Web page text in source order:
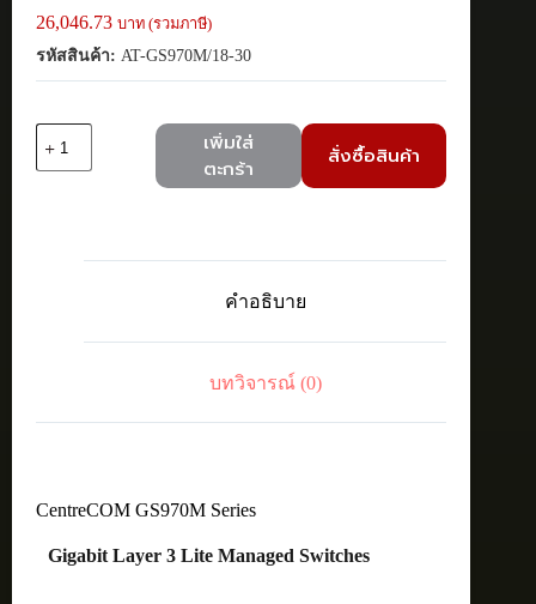
26,046.73 บาท (รวมภาษี)
รหัสสินค้า: AT-GS970M/18-30
Allied
ports
เพิ่มใส่
ตะกร้า
สั่งซื้อสินค้า
คำอธิบาย
บทวิจารณ์ (0)
CentreCOM GS970M Series
Gigabit Layer 3 Lite Managed Switches